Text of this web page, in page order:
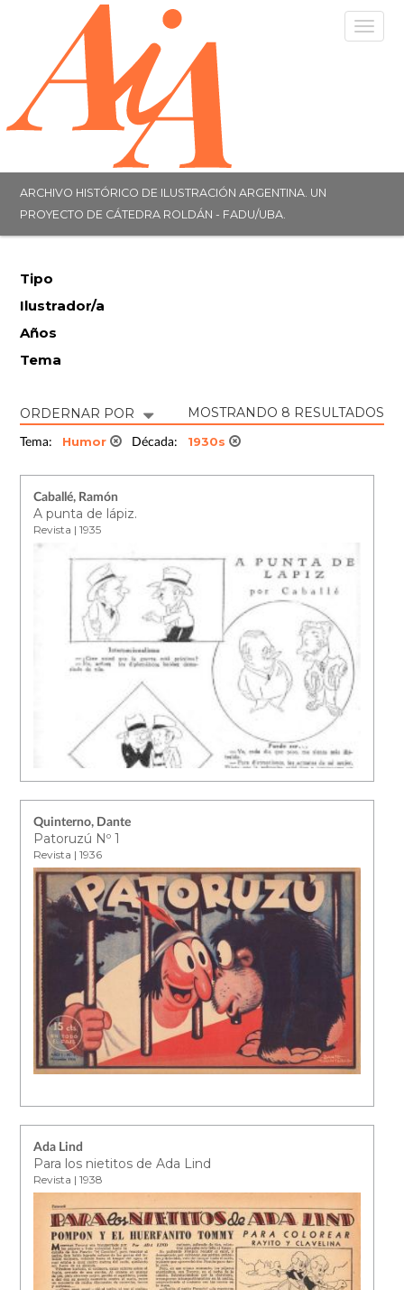
ARCHIVO HISTÓRICO DE ILUSTRACIÓN ARGENTINA. UN
PROYECTO DE CÁTEDRA ROLDÁN - FADU/UBA.
Tipo
Ilustrador/a
Años
Tema
ORDERNAR POR MOSTRANDO 8 RESULTADOS
Tema: Humor Década: 1930s
Caballé, Ramón
A punta de lápiz.
Revista | 1935
Quinterno, Dante
Patoruzú Nº 1
Revista | 1936
Ada Lind
Para los nietitos de Ada Lind
Revista | 1938